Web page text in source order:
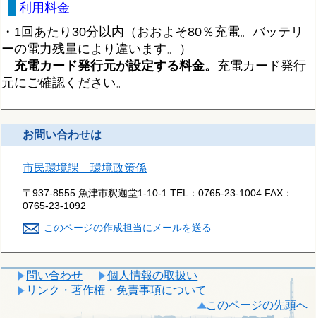
利用料金
・1回あたり30分以内（おおよそ80％充電。バッテリ
ーの電力残量により違います。）
充電カード発行元が設定する料金。 充電カード発行
元にご確認ください。
お問い合わせは
市民環境課 環境政策係
〒937-8555 魚津市釈迦堂1-10-1 TEL：0765-23-1004 FAX：
0765-23-1092
このページの作成担当にメールを送る
問い合わせ
個人情報の取扱い
リンク・著作権・免責事項について
このページの先頭へ